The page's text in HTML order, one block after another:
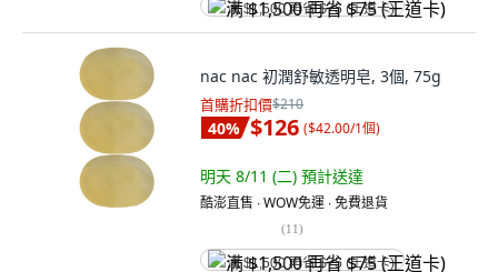
满 $1,500 再省 $75 (王道卡)
nac nac 初潤舒敏透明皂, 3個, 75g
首購折扣價$210
40% $126 ($42.00/1個)
明天 8/11 (二) 預計送達
酷澎直售 ∙ WOW免運 ∙ 免費退貨
(11)
满 $1,500 再省 $75 (王道卡)